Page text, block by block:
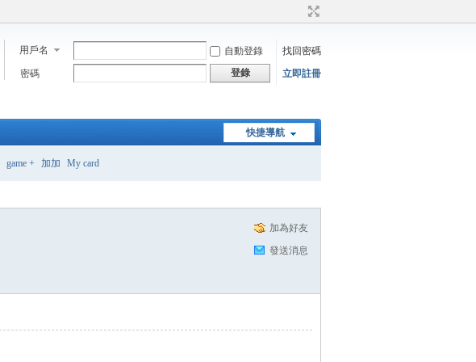
用戶名 自動登錄
找回密碼
密碼
登錄 立即註冊
快捷導航
game + 加加 My card
加為好友
發送消息